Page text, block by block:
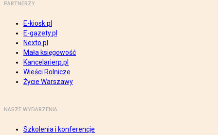
PARTNERZY
E-kiosk.pl
E-gazety.pl
Nexto.pl
Mała księgowość
Kancelarierp.pl
Wieści Rolnicze
Życie Warszawy
NASZE WYDARZENIA
Szkolenia i konferencje